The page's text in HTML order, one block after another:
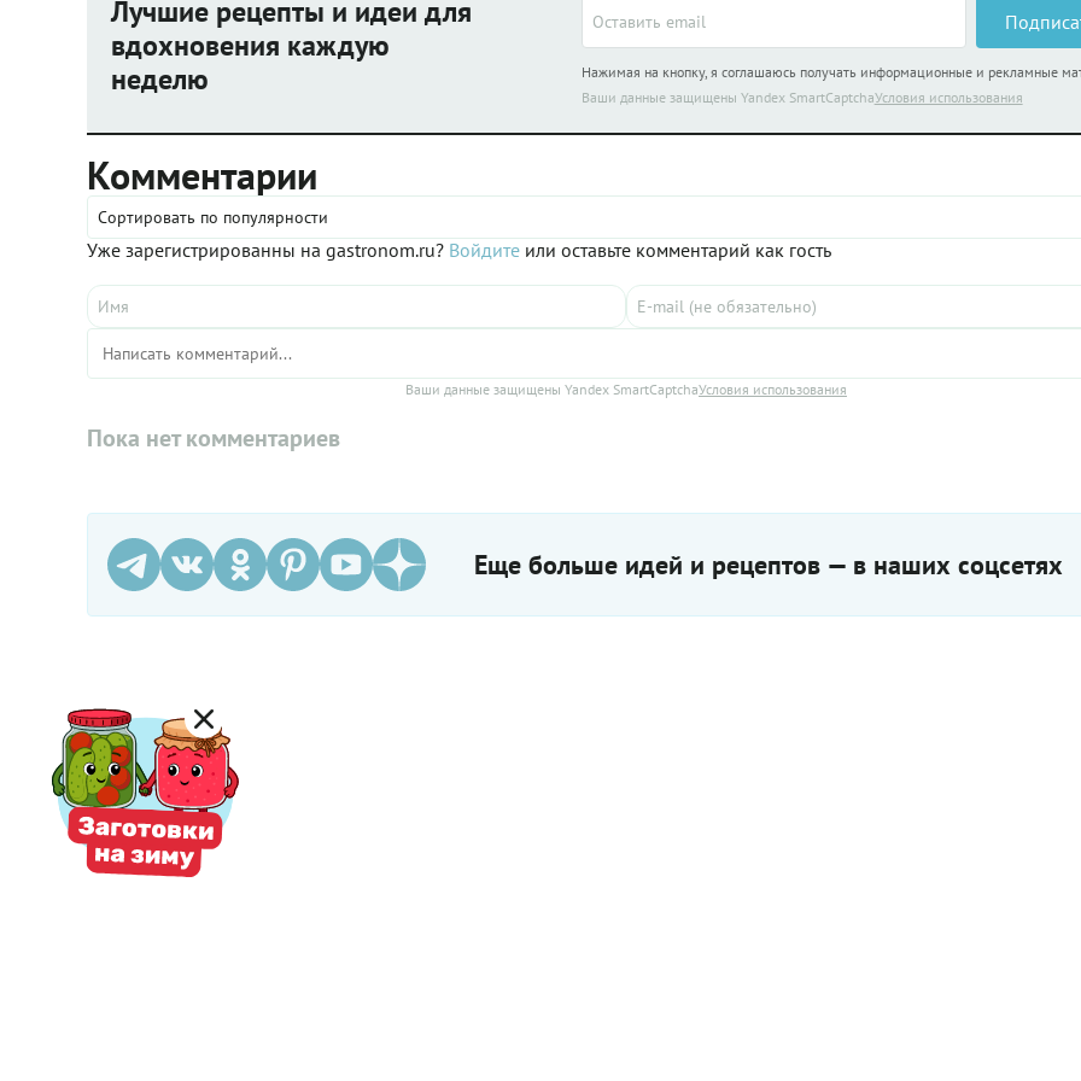
Лучшие рецепты и идеи для
вдохновения каждую
неделю
Нажимая на кнопку, я соглашаюсь получать информационные и рекламные
Ваши данные защищены Yandex SmartCaptchaУсловия использования
Комментарии
Сортировать по популярности
Уже зарегистрированны на gastronom.ru? Войдите или оставьте комментарий как гость
Ваши данные защищены Yandex SmartCaptchaУсловия использования
Пока нет комментариев
Еще больше идей и рецептов — в наших соцсетях